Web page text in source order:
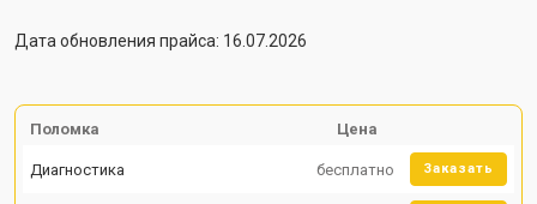
Дата обновления прайса: 16.07.2026
Поломка Цена
Диагностика бесплатно Заказать